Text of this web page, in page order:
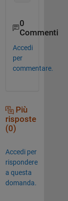
0
Commenti
Accedi
per
commentare.
Più
risposte
(0)
Accedi per
rispondere
a questa
domanda.